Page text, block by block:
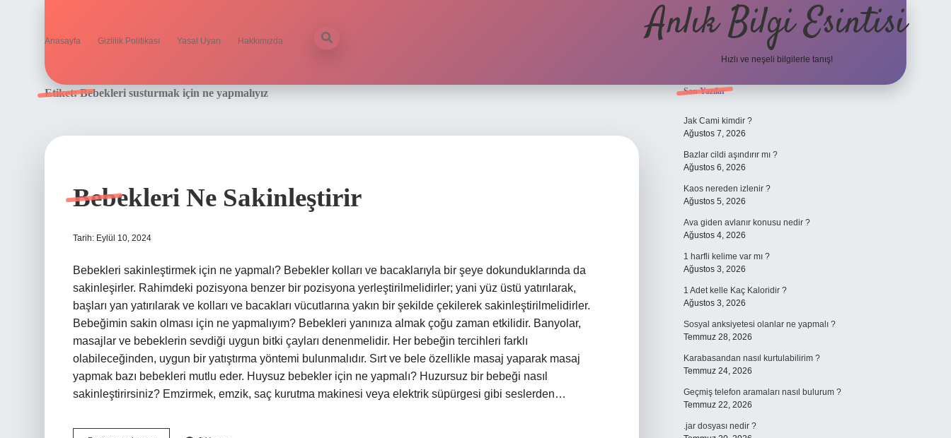
Anasayfa Gizlilik Politikası Yasal Uyarı Hakkımızda Anlık Bilgi Esintisi
Hızlı ve neşeli bilgilerle tanış!
Etiket:Bebekleri susturmak için ne yapmalıyız
Bebekleri Ne Sakinleştirir
Tarih: Eylül 10, 2024
Bebekleri sakinleştirmek için ne yapmalı? Bebekler kolları ve bacaklarıyla bir şeye dokunduklarında da
sakinleşirler. Rahimdeki pozisyona benzer bir pozisyona yerleştirilmelidirler; yani yüz üstü yatırılarak,
başları yan yatırılarak ve kolları ve bacakları vücutlarına yakın bir şekilde çekilerek sakinleştirilmelidirler.
Bebeğimin sakin olması için ne yapmalıyım? Bebekleri yanınıza almak çoğu zaman etkilidir. Banyolar,
masajlar ve bebeklerin sevdiği uygun bitki çayları denenmelidir. Her bebeğin tercihleri ​​farklı
olabileceğinden, uygun bir yatıştırma yöntemi bulunmalıdır. Sırt ve bele özellikle masaj yaparak masaj
yapmak bazı bebekleri mutlu eder. Huysuz bebekler için ne yapmalı? Huzursuz bir bebeği nasıl
sakinleştirirsiniz? Emzirmek, emzik, saç kurutma makinesi veya elektrik süpürgesi gibi seslerden…
Sidebar
Son Yazılar
Jak Cami kimdir ?
Ağustos 7, 2026
Bazlar cildi aşındırır mı ?
Ağustos 6, 2026
Kaos nereden izlenir ?
Ağustos 5, 2026
Ava giden avlanır konusu nedir ?
Ağustos 4, 2026
1 harfli kelime var mı ?
Ağustos 3, 2026
1 Adet kelle Kaç Kaloridir ?
Ağustos 3, 2026
Sosyal anksiyetesi olanlar ne yapmalı ?
Temmuz 28, 2026
Karabasandan nasıl kurtulabilirim ?
Temmuz 24, 2026
Geçmiş telefon aramaları nasıl bulurum ?
Temmuz 22, 2026
.jar dosyası nedir ?